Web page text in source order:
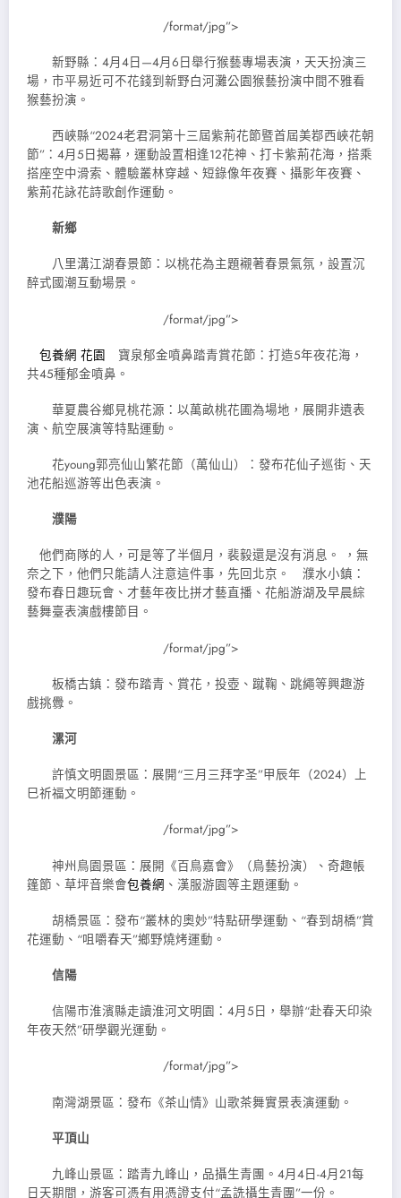
/format/jpg”>
新野縣：4月4日—4月6日舉行猴藝專場表演，天天扮演三
場，市平易近可不花錢到新野白河灘公園猴藝扮演中間不雅看
猴藝扮演。
西峽縣“2024老君洞第十三屆紫荊花節暨首屆美鄀西峽花朝
節”：4月5日揭幕，運動設置相逢12花神、打卡紫荊花海，搭乘
搭座空中滑索、體驗叢林穿越、短錄像年夜賽、攝影年夜賽、
紫荊花詠花詩歌創作運動。
新鄉
八里溝江湖春景節：以桃花為主題襯著春景氣氛，設置沉
醉式國潮互動場景。
/format/jpg”>
包養網 花園 寶泉郁金噴鼻踏青賞花節：打造5年夜花海，
共45種郁金噴鼻。
華夏農谷鄉見桃花源：以萬畝桃花圃為場地，展開非遺表
演、航空展演等特點運動。
花young郭亮仙山繁花節（萬仙山）：發布花仙子巡街、天
池花船巡游等出色表演。
濮陽
他們商隊的人，可是等了半個月，裴毅還是沒有消息。 ，無
奈之下，他們只能請人注意這件事，先回北京。 濮水小鎮：
發布春日趣玩會、才藝年夜比拼才藝直播、花船游湖及早晨綜
藝舞臺表演戲樓節目。
/format/jpg”>
板橋古鎮：發布踏青、賞花，投壺、蹴鞠、跳繩等興趣游
戲挑釁。
漯河
許慎文明園景區：展開“三月三拜字圣”甲辰年（2024）上
巳祈福文明節運動。
/format/jpg”>
神州鳥園景區：展開《百鳥嘉會》（鳥藝扮演）、奇趣帳
篷節、草坪音樂會包養網 、漢服游園等主題運動。
胡橋景區：發布“叢林的奧妙”特點研學運動、“春到胡橋”賞
花運動、“咀嚼春天”鄉野燒烤運動。
信陽
信陽市淮濱縣走讀淮河文明園：4月5日，舉辦“赴春天印染
年夜天然”研學觀光運動。
/format/jpg”>
南灣湖景區：發布《茶山情》山歌茶舞實景表演運動。
平頂山
九峰山景區：踏青九峰山，品攝生青團。4月4日-4月21每
日天期間，游客可憑有用憑證支付“孟詵攝生青團”一份。